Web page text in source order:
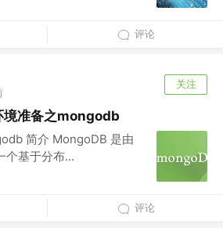
评论
关注
准备之mongodb
简介 MongoDB 是由
个基于分布...
评论